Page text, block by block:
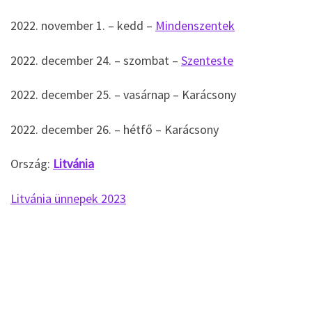
2022. november 1. – kedd – Mindenszentek
2022. december 24. – szombat – Szenteste
2022. december 25. – vasárnap – Karácsony
2022. december 26. – hétfő – Karácsony
Ország: Litvánia
Litvánia ünnepek 2023